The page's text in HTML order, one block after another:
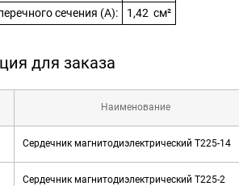
сечения (A):
1,42 см²
для заказа
Наименование
Сердечник магнитодиэлектрический T225-14
Сердечник магнитодиэлектрический T225-2